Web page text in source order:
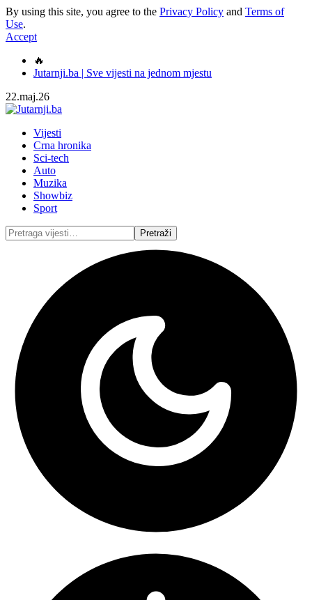
By using this site, you agree to the Privacy Policy and Terms of
Use.
Accept
🔥
Jutarnji.ba | Sve vijesti na jednom mjestu
22.maj.26
Vijesti
Crna hronika
Sci-tech
Auto
Muzika
Showbiz
Sport